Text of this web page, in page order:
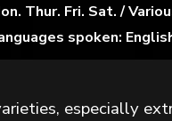
Thur. Fri. Sat. /
spoken:
especially